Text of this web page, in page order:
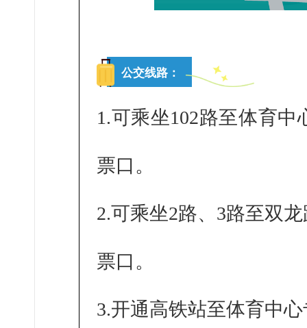
公交线路：
1.可乘坐102路至体育
票口。
2.可乘坐2路、3路至双
票口。
3.开通高铁站至体育中